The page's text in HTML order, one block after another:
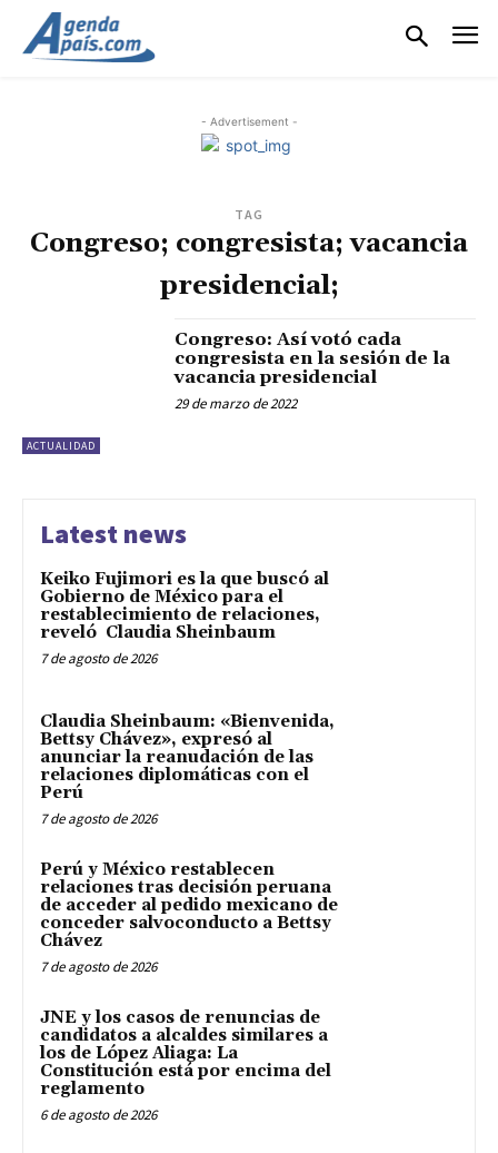
- Advertisement -
TAG
Congreso; congresista; vacancia
presidencial;
ACTUALIDAD
Congreso: Así votó cada
congresista en la sesión de la
vacancia presidencial
29 de marzo de 2022
Latest news
Keiko Fujimori es la que buscó al
Gobierno de México para el
restablecimiento de relaciones,
reveló Claudia Sheinbaum
7 de agosto de 2026
Claudia Sheinbaum: «Bienvenida,
Bettsy Chávez», expresó al
anunciar la reanudación de las
relaciones diplomáticas con el
Perú
7 de agosto de 2026
Perú y México restablecen
relaciones tras decisión peruana
de acceder al pedido mexicano de
conceder salvoconducto a Bettsy
Chávez
7 de agosto de 2026
JNE y los casos de renuncias de
candidatos a alcaldes similares a
los de López Aliaga: La
Constitución está por encima del
reglamento
6 de agosto de 2026